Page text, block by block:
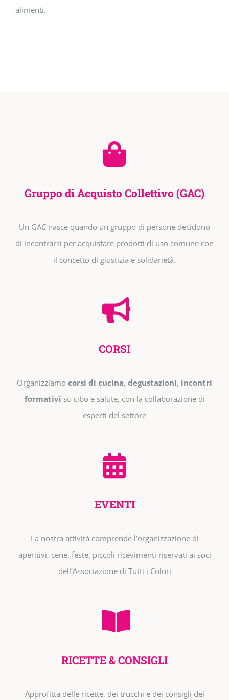
alimenti.
Gruppo di Acquisto Collettivo (GAC)
Un GAC nasce quando un gruppo di persone decidono
di incontrarsi per acquistare prodotti di uso comune con
il concetto di giustizia e solidarietà.
CORSI
Organizziamo corsi di cucina, degustazioni, incontri
formativi su cibo e salute, con la collaborazione di
esperti del settore
EVENTI
La nostra attività comprende l’organizzazione di
aperitivi, cene, feste, piccoli ricevimenti riservati ai soci
dell’Associazione di Tutti i Colori
RICETTE & CONSIGLI
Approfitta delle ricette, dei trucchi e dei consigli del